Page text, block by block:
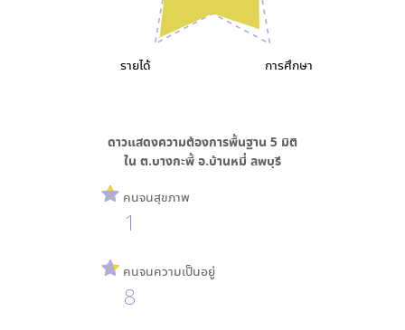
การศึกษา
รายได้
ดาวแสดงความต้องการพื้นฐาน 5 มิติ
ใน ต.บางกะพี้ อ.บ้านหมี่ ลพบุรี
คนจนสุขภาพ
1
คนจนความเป็นอยู่
8